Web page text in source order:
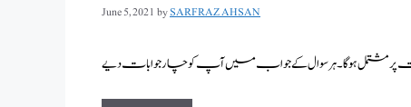
June 5, 2021 bySARFRAZ AHSAN